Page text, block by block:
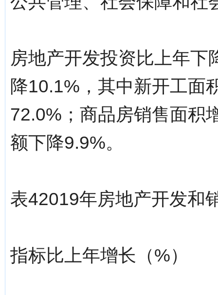
房地产开发投资比上年
降10.1%，其中新开工面
72.0%；商品房销售面积
额下降9.9%。
表42019年房地产开发和
指标比上年增长（%）